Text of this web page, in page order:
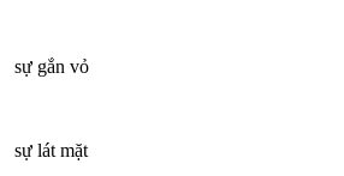
sự gắn vỏ
sự lát mặt